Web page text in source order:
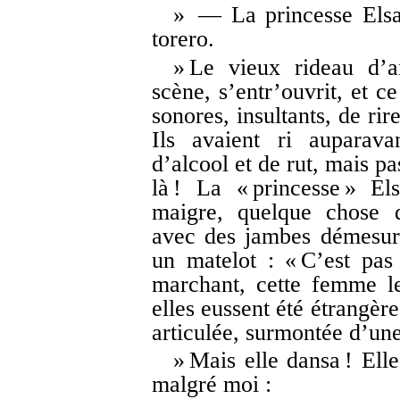
» — La princesse
torero.
» Le vieux rideau
scène, s’entr’ouvrit, et
sonores, insultants, de
Ils avaient ri
d’alcool et de rut, mais
là ! La « princesse »
maigre, quelque chose
avec des jambes
un matelot : « C’est
marchant, cette femme
elles eussent été
articulée, surmontée
» Mais elle dansa !
malgré moi :